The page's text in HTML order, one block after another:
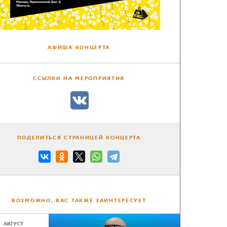
АФИША КОНЦЕРТА
ССЫЛКИ НА МЕРОПРИЯТИЯ
ПОДЕЛИТЬСЯ СТРАНИЦЕЙ КОНЦЕРТА
ВОЗМОЖНО, ВАС ТАКЖЕ ЗАИНТЕРЕСУЕТ
АВГУСТ